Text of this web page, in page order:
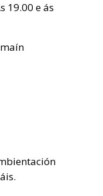
19.00 e ás